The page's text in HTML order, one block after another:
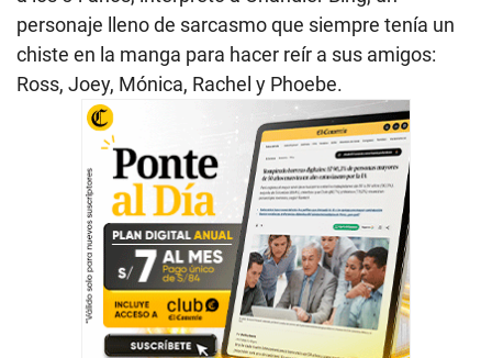
personaje lleno de sarcasmo que siempre tenía un
chiste en la manga para hacer reír a sus amigos:
Ross, Joey, Mónica, Rachel y Phoebe.